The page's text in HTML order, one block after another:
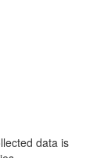
data is